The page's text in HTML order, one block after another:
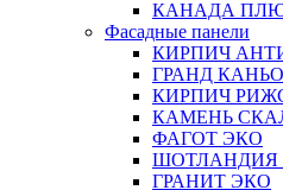
КАНАДА
Фасадные панели
КИРПИЧ
ГРАНД
КИРПИЧ
КАМЕНЬ
ФАГОТ ЭКО
ШОТЛАНДИЯ
ГРАНИТ ЭКО